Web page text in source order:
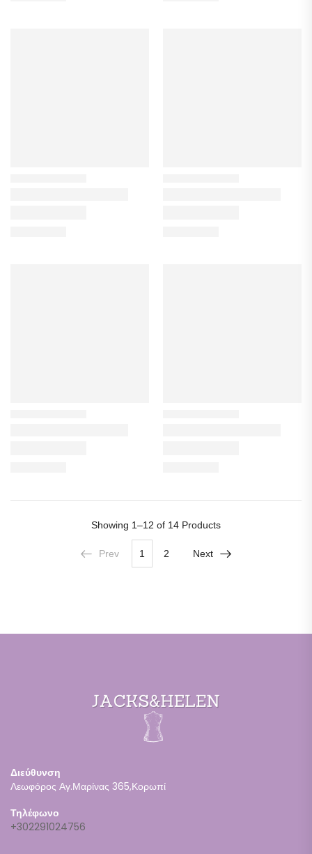
Showing 1–12 of 14 Products
Prev 1 2 Next
Διεύθυνση
Λεωφόρος Αγ.Μαρίνας 365,Κορωπί
Τηλέφωνο
+302291024756